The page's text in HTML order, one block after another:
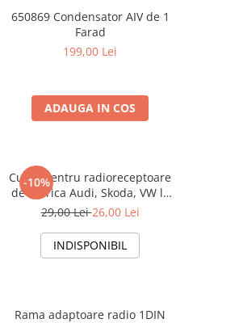
650869 Condensator AIV de 1
Farad
199,00 Lei
ADAUGA IN COS
-10%
Cupla pentru radioreceptoare
de fabrica Audi, Skoda, VW la
conector ISO
29,00 Lei26,00 Lei
INDISPONIBIL
Rama adaptoare radio 1DIN